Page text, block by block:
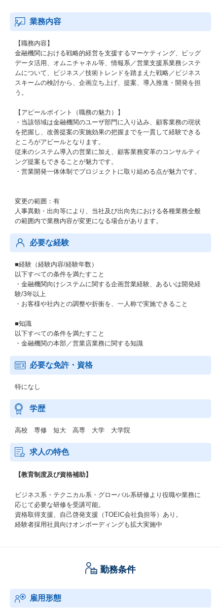
業務内容
【職務内容】
金融機関における戦略的経営を支援するマーケティング、ビッグ
データ活用、オムニチャネル等、情報系／営業支援系業務システ
ムについて、ビジネス／技術トレンドを踏まえた戦略／ビジネス
スキームの検討から、企画立ち上げ、提案、導入推進・開発を担
う。
【アピールポイント（職務の魅力）】
・当該領域は金融機関のユーザ部門に入り込み、顧客業務の現状
を把握し、改善提案の実施効果の把握までを一貫して経験できる
ところがアピールとなります。
従来のシステム導入の営業に加え、顧客業務変革のコンサルティ
ング提案もできることが魅力です。
・営業開発一体体制でプロジェクトに取り組める点が魅力です。
変更の範囲：有
人事異動・出向等により、当社及び出向先における各種業務全般
の範囲内で業務内容が変更になる場合があります。
必要な経験
■経験（経験内容/経験年数）
以下すべての条件を満たすこと
・金融機関向けシステムに関する企画営業経験、あるいは開発経
験/3年以上
・お客様や社内との調整や折衝を、一人称で実施できること
■知識
以下すべての条件を満たすこと
・金融機関の本部／営業店業務に関する知識
必要な免許・資格
特になし
学歴
高校 専修 短大 高専 大学 大学院
求人の特色
【教育制度及び資格補助】
ビジネス系・テクニカル系・グローバル系研修より役職や業務に
応じて必要な研修を受講可能。
資格取得支援、自己啓発支援（TOEIC会社負担等）あり。
経験者採用社員向けオンボーディングも拡大実施中
勤務条件
雇用形態